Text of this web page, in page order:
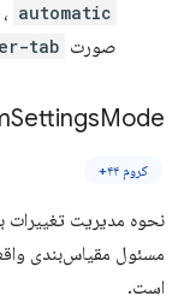
automatic
صورت tab
SettingsMode
کروم ۴۴+
نحوه مدیریت تغییرات
مسئول مقیاس‌بندی
است.